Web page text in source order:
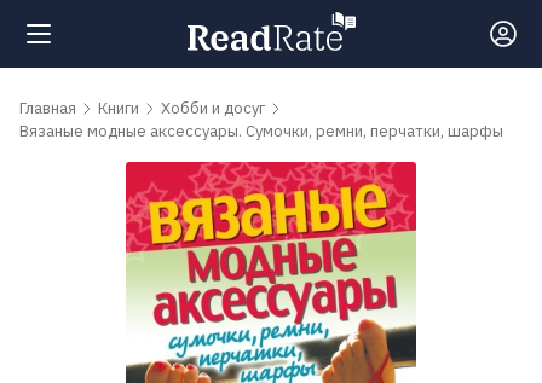
Поиск
Главная Книги
Хобби и досуг
Вязаные модные аксессуары. Сумочки, ремни, перчатки, шарфы